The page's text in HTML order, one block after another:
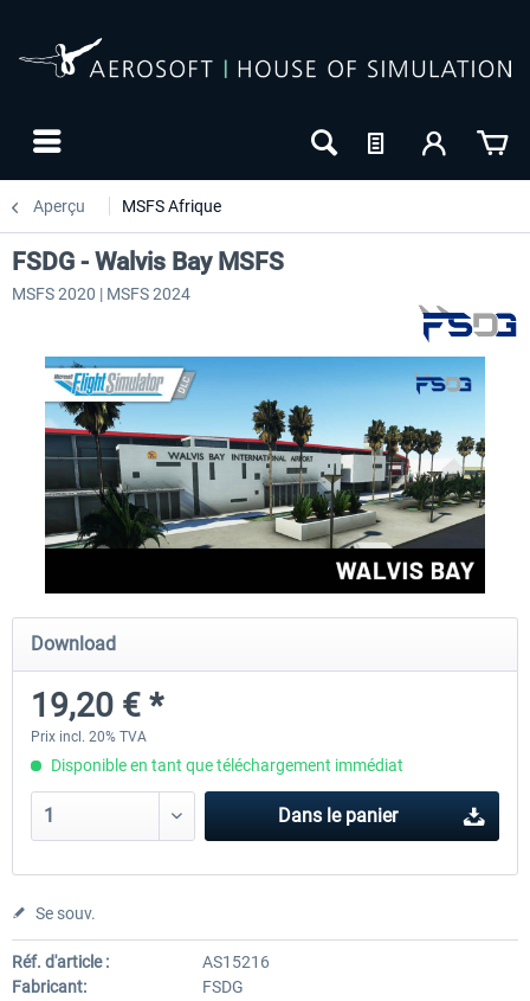
Aperçu MSFS Afrique
FSDG - Mauritius MSFS
30,00 € *
FSDG - Accra MSFS
FSDG - Walvis Bay MSFS
MSFS 2020 | MSFS 2024
Download
19,20 € *
Prix incl. 20% TVA
Disponible en tant que téléchargement immédiat
Dans le panier
Se souv.
Réf. d'article :
AS15216
Fabricant:
FSDG